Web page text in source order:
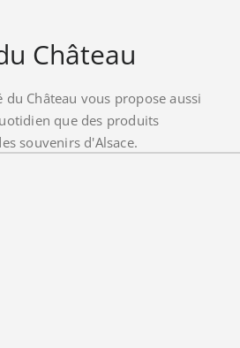
Château
du Château vous propose aussi
que des produits
souvenirs d'Alsace.